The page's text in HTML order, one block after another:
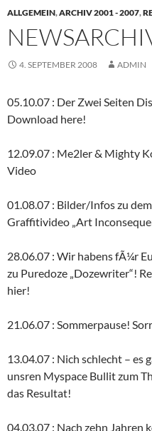
ALLGEMEIN,ARCHIV 2001 - 2007,
4. SEPTEMBER 2008 ADMIN
05.10.07 : Der Zwei Seiten
Download here!
12.09.07 : Me2ler & Mighty
Video
01.08.07 : Bilder/Infos zu
Graffitivideo „Art
28.06.07 : Wir habens fÃ¼r
zu Puredoze „Dozewriter“!
hier!
21.06.07 : Sommerpause!
13.04.07 : Nich schlecht – es
unsren Myspace Bullit zum
das Resultat!
04.03.07 : Nach zehn Jahren